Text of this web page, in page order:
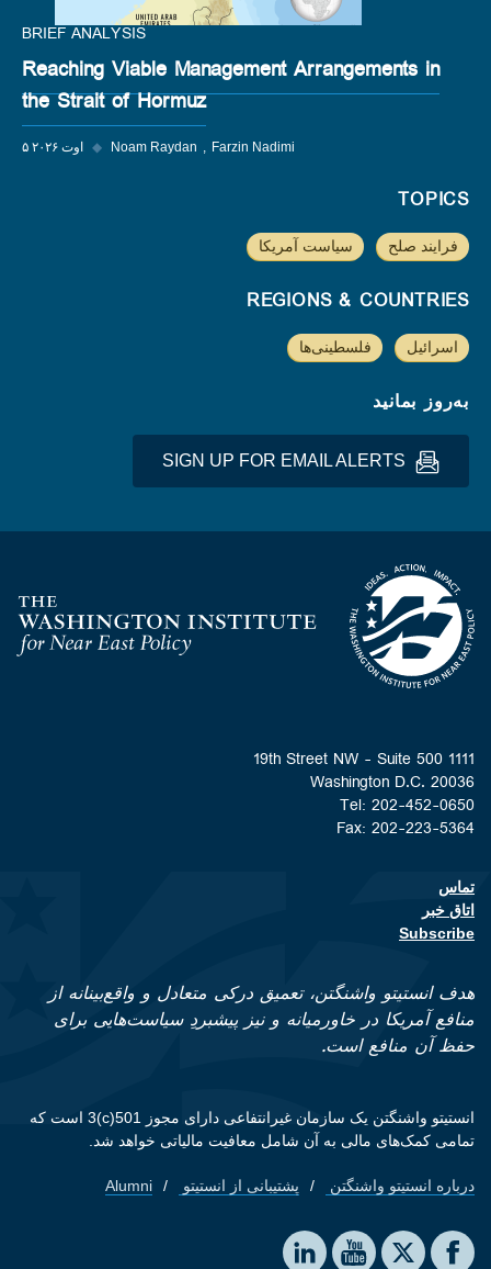
BRIEF ANALYSIS
Reaching Viable Management Arrangements in
the Strait of Hormuz
۵ اوت ۲۰۲۶ ◆ Noam Raydan Farzin Nadimi
TOPICS
فرایند صلح سیاست آمریکا
REGIONS & COUNTRIES
اسرائیل فلسطینی‌ها
به‌روز بمانید
Homepage
1111 19th Street NW - Suite 500
Washington D.C. 20036
Tel: 202-452-0650
Fax: 202-223-5364
Footer contact links
تماس
اتاق خبر
Subscribe
هدف انستیتو واشنگتن، تعمیق درکی متعادل و واقع‌بینانه از
منافع آمریکا در خاورمیانه و نیز پیشبردِ سیاست‌هایی برای
حفظ آن منافع است.
انستیتو واشنگتن یک سازمان غیرانتفاعی دارای مجوز 501(c)3 است که
تمامی کمک‌های مالی به آن شامل معافیت مالیاتی خواهد شد.
Footer quick links
درباره انستیتو واشنگتن پشتیبانی از انستیتو Alumni
Social media
The Washington Institute on Facebook
The Washington Institute on X
The Washington Institute on YouTube
The Washington Institute on LinkedIn